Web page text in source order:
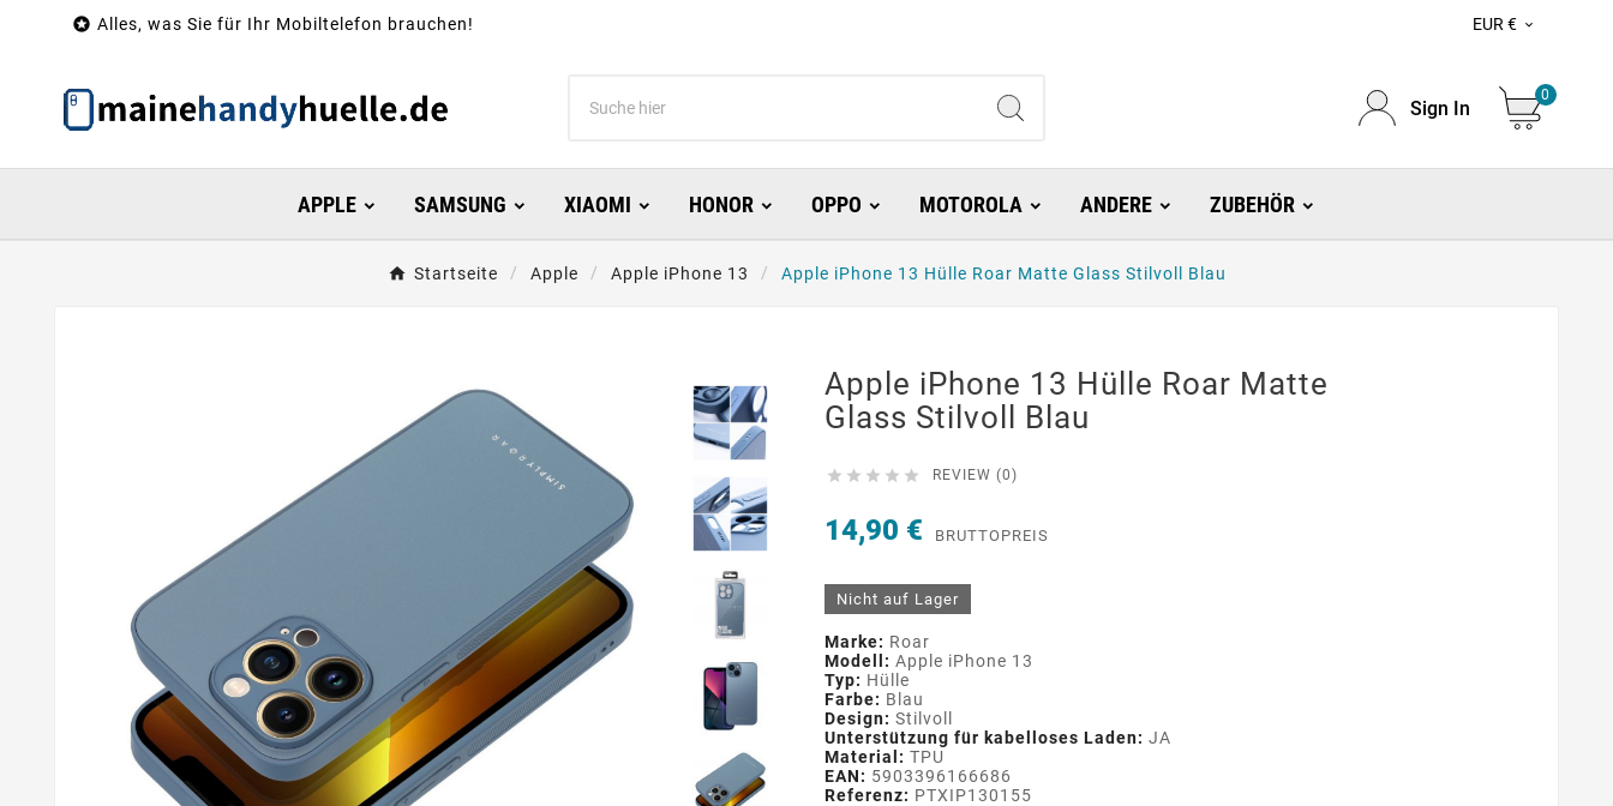
 Alles, was Sie für Ihr Mobiltelefon brauchen! EUR € 
Sign In
0
APPLE SAMSUNG XIAOMI HONOR OPPO MOTOROLA ANDERE ZUBEHÖR
Startseite Apple Apple iPhone 13 Apple iPhone 13 Hülle Roar Matte Glass Stilvoll Blau
Apple iPhone 13 Hülle Roar Matte
Glass Stilvoll Blau
     REVIEW (0)
14,90 € BRUTTOPREIS
Nicht auf Lager
Marke: Roar
Modell: Apple iPhone 13
Typ: Hülle
Farbe: Blau
Design: Stilvoll
Unterstützung für kabelloses Laden: JA
Material: TPU
EAN: 5903396166686
Referenz: PTXIP130155